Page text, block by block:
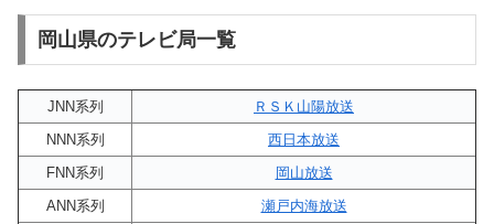
岡山県のテレビ局一覧
JNN系列
ＲＳＫ山陽放送
NNN系列
西日本放送
FNN系列
岡山放送
ANN系列
瀬戸内海放送